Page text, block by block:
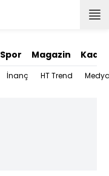
Spor Magazin Kadın
İnanç HT Trend